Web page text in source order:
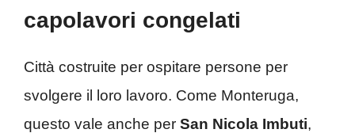
capolavori congelati
Città costruite per ospitare persone per
svolgere il loro lavoro. Come Monteruga,
questo vale anche per San Nicola Imbuti,